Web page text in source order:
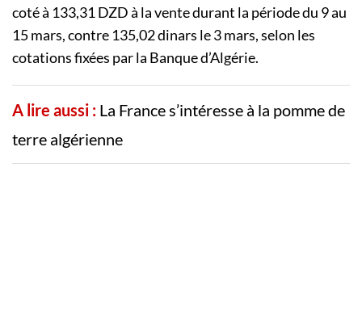
coté à 133,31 DZD à la vente durant la période du 9 au
15 mars, contre 135,02 dinars le 3 mars, selon les
cotations fixées par la Banque d’Algérie.
A lire aussi : La France s’intéresse à la pomme de
terre algérienne